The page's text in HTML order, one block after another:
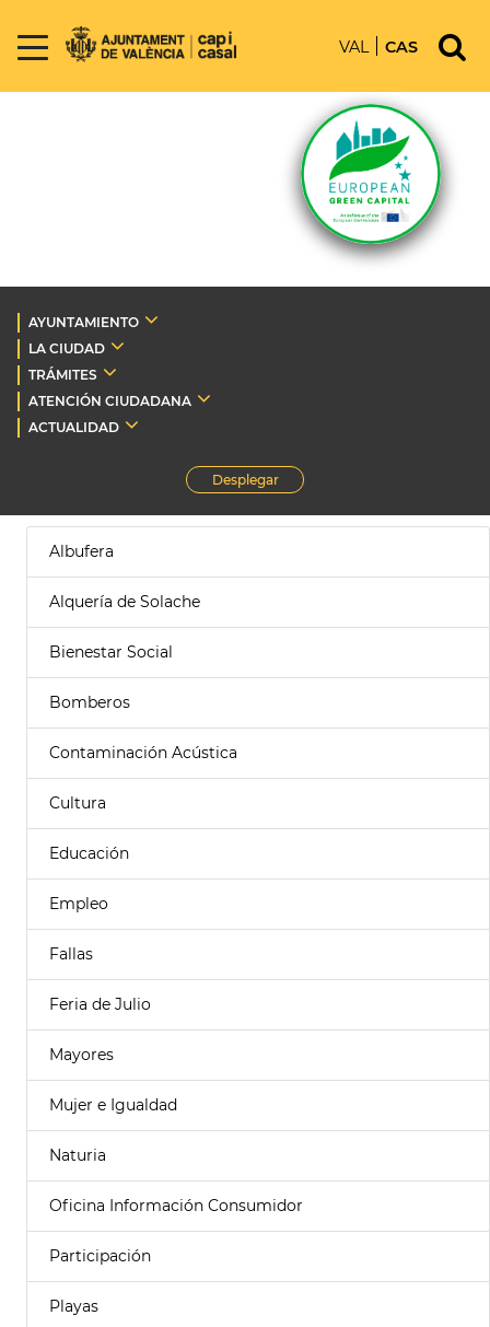
VAL CAS
AYUNTAMIENTO
LA CIUDAD
TRÁMITES
ATENCIÓN CIUDADANA
ACTUALIDAD
Desplegar
Albufera
Alquería de Solache
Bienestar Social
Bomberos
Contaminación Acústica
Cultura
Educación
Empleo
Fallas
Feria de Julio
Mayores
Mujer e Igualdad
Naturia
Oficina Información Consumidor
Participación
Playas